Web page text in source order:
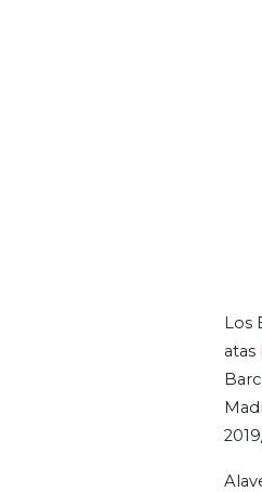
Los
atas